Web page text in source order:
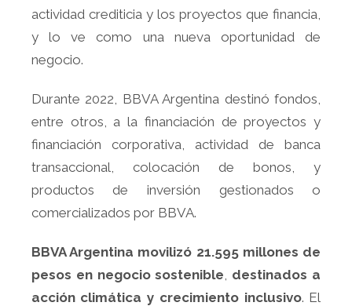
actividad crediticia y los proyectos que financia,
y lo ve como una nueva oportunidad de
negocio.
Durante 2022, BBVA Argentina destinó fondos,
entre otros, a la financiación de proyectos y
financiación corporativa, actividad de banca
transaccional, colocación de bonos, y
productos de inversión gestionados o
comercializados por BBVA.
BBVA Argentina movilizó 21.595 millones de
pesos en negocio sostenible, destinados a
acción climática y crecimiento inclusivo. El